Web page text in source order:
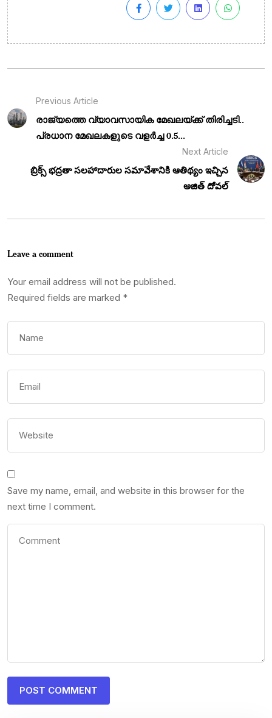
Previous Article
രാജ്യത്തെ വ്യാവസായിക മേഖലയ്ക്ക് തിരിച്ചടി..
പ്രധാന മേഖലകളുടെ വളർച്ച 0.5...
Next Article
బ్రిక్స్ భద్రతా సలహాదారుల సమావేశానికి ఆతిథ్యం ఇచ్చిన
అజిత్ దోవల్
Leave a comment
Your email address will not be published.
Required fields are marked *
Save my name, email, and website in this browser for the
next time I comment.